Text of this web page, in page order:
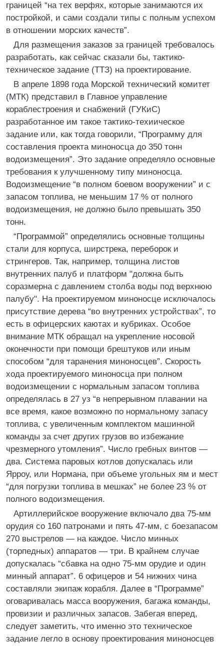
границей “на тех верфях, которые занимаются их
постройкой, и сами создали типы с полным успехом
в отношении морских качеств”.
Для размещения заказов за границей требовалось
разработать, как сейчас сказали бы, тактико-
техническое задание (ТТЗ) на проектирование.
В апреле 1898 года Морской технический комитет
(МТК) представил в Главное управление
кораблестроения и снабжений (ГУКиС)
разработанное им такое тактико-техиическое
задание или, как тогда говорили, “Программу для
составления проекта миноносца до 350 тонн
водоизмещения”. Это задание определяло основные
требования к улучшенному типу миноносца.
Водоизмещение “в полном боевом вооружении” и с
запасом топлива, не меньшим 17 % от полного
водоизмещения, не должно было превышать 350
тонн.
“Программой” определялись основные толщины
стали для корпуса, ширстрека, переборок и
стрингеров. Так, например, толщина листов
внутренних палуб и платформ "должна быть
соразмерна с давлением столба воды под верхнюю
палубу". На проектируемом миноносце исключалось
присутствие дерева “во внутренних устройствах”, то
есть в офицерских каютах и кубриках. Особое
внимание МТК обращал на укрепление носовой
оконечности при помощи брештуков или иным
способом “для таранения миноносцев”. Скорость
хода проектируемого миноносца при полном
водоизмещении с нормальным запасом топлива
определялась в 27 уз “в непрерывном плавании на
все время, какое возможно по нормальному запасу
топлива, с увеличенным комплектом машинной
команды за счет других грузов во избежание
чрезмерного утомления”. Число гребных винтов —
два. Система паровых котлов допускалась или
Ярроу, или Нормана, при объеме угольных ям и мест
“для погрузки топлива в мешках” не более 23 % от
полного водоизмещения.
Артиллерийское вооружение включало два 75-мм
орудия со 160 патронами и пять 47-мм, с боезапасом
270 выстрелов — на каждое. Число минных
(торпедных) аппаратов — три. В крайнем случае
допускалась “сбавка на одно 75-мм орудие и один
минный аппарат”. 6 офицеров и 54 нижних чина
составляли экипаж корабля. Далее в “Программе”
оговаривалась масса вооружения, багажа команды,
провизии и различных запасов. Забегая вперед,
следует заметить, что именно это техническое
задание легло в основу проектирования миноносцев